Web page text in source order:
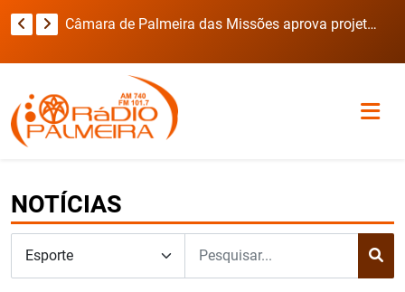
Câmara de Palmeira das Missões aprova projetos para saúde, infraestrutura, educação e cultura
NOTÍCIAS